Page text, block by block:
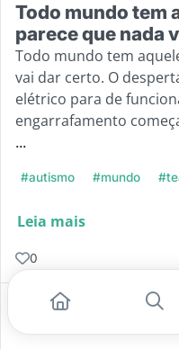
Todo mundo tem
parece que nada
Todo mundo tem
vai dar certo. O
elétrico para de
engarrafamento
...
#autismo #mundo
Leia mais
0